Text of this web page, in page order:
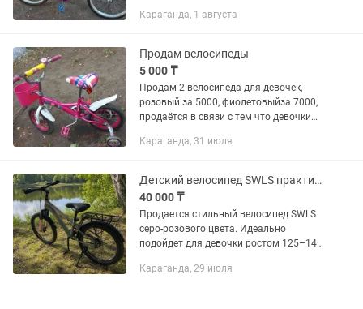
Караганда, 1 августа
Продам велосипеды
5 000 ₸
Продам 2 велосипеда для девочек,
розовый за 5000, фиолетовыйза 7000,
продаётся в связи с тем что девочки
езды.
Караганда, 31 июля
Детский велосипед SWLS практически новый!
40 000 ₸
Продается стильный велосипед SWLS
серо-розового цвета. Идеально
подойдет для девочки ростом 125–140
всего несколько раз. ✅ Отличное
Караганда, 29 июля